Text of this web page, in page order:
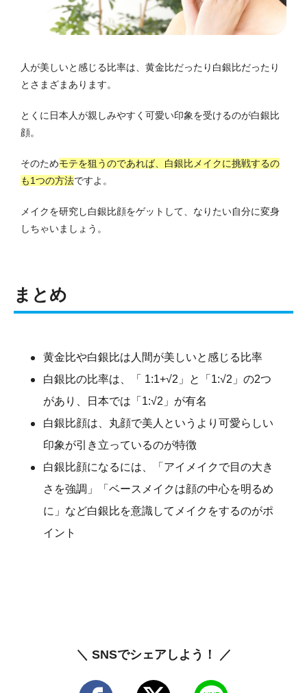
人が美しいと感じる比率は、黄金比だったり白銀比だったり
とさまざまあります。
とくに日本人が親しみやすく可愛い印象を受けるのが白銀比
顔。
そのためモテを狙うのであれば、白銀比メイクに挑戦するの
も1つの方法ですよ。
メイクを研究し白銀比顔をゲットして、なりたい自分に変身
しちゃいましょう。
まとめ
黄金比や白銀比は人間が美しいと感じる比率
白銀比の比率は、「 1:1+√2」と「1:√2」の2つ
があり、日本では「1:√2」が有名
白銀比顔は、丸顔で美人というより可愛らしい
印象が引き立っているのが特徴
白銀比顔になるには、「アイメイクで目の大き
さを強調」「ベースメイクは顔の中心を明るめ
に」など白銀比を意識してメイクをするのがポ
イント
＼ SNSでシェアしよう！ ／